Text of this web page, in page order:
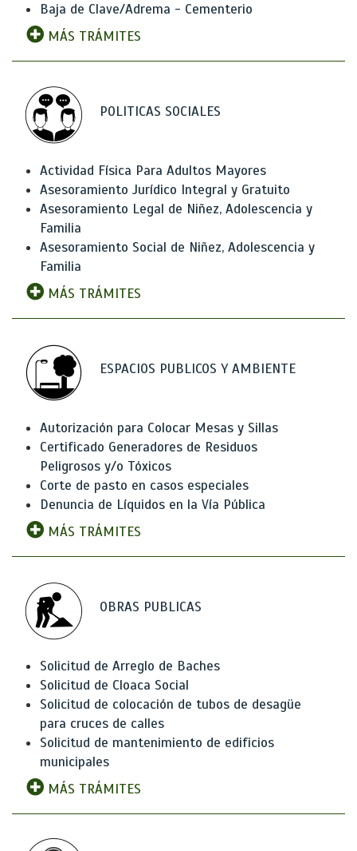
Baja de Clave/Adrema - Cementerio
MÁS TRÁMITES
POLITICAS SOCIALES
Actividad Física Para Adultos Mayores
Asesoramiento Jurídico Integral y Gratuito
Asesoramiento Legal de Niñez, Adolescencia y
Familia
Asesoramiento Social de Niñez, Adolescencia y
Familia
MÁS TRÁMITES
ESPACIOS PUBLICOS Y AMBIENTE
Autorización para Colocar Mesas y Sillas
Certificado Generadores de Residuos
Peligrosos y/o Tóxicos
Corte de pasto en casos especiales
Denuncia de Líquidos en la Vía Pública
MÁS TRÁMITES
OBRAS PUBLICAS
Solicitud de Arreglo de Baches
Solicitud de Cloaca Social
Solicitud de colocación de tubos de desagüe
para cruces de calles
Solicitud de mantenimiento de edificios
municipales
MÁS TRÁMITES